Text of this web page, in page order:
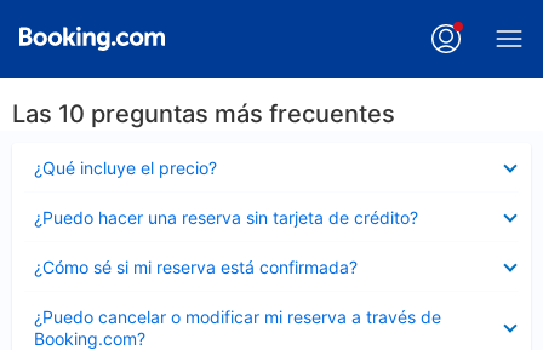
Las 10 preguntas más frecuentes
¿Qué incluye el precio?
cerrado
¿Puedo hacer una reserva sin tarjeta de crédito?
cerrado
¿Cómo sé si mi reserva está confirmada?
cerrado
¿Puedo cancelar o modificar mi reserva a través de
Booking.com?
cerrado